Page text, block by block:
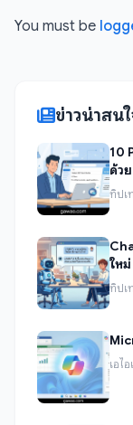
You must be
ข่าวน่าสน
10
ด้ว
ทิปเ
ใหม่
ทิปเ
เอไ